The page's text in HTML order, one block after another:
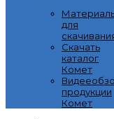
для
Скачать
каталог
Комет
продукции
Комет